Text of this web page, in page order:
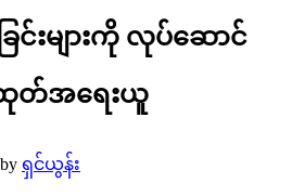
ြင်းများကို လုပ်ဆောင်
ထုတ်အရေးယူ
by ရှင်ယွန်း